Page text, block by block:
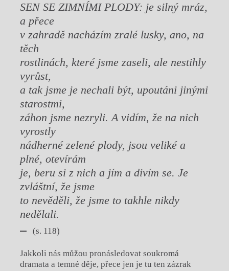
SEN SE ZIMNÍMI PLODY: je silný mráz,
a přece
v zahradě nacházím zralé lusky, ano, na
těch
rostlinách, které jsme zaseli, ale nestihly
vyrůst,
a tak jsme je nechali být, upoutáni jinými
starostmi,
záhon jsme nezryli. A vidím, že na nich
vyrostly
nádherné zelené plody, jsou veliké a
plné, otevírám
je, beru si z nich a jím a divím se. Je
zvláštní, že jsme
to nevěděli, že jsme to takhle nikdy
nedělali.
(s. 118)
Jakkoli nás můžou pronásledovat soukromá
dramata a temné děje, přece jen je tu ten zázrak